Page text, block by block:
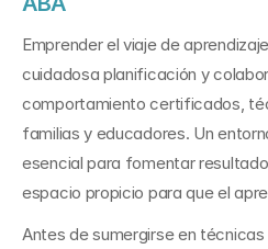
Emprender el viaje de
cuidadosa planificación y
comportamiento certificados,
familias y educadores. Un
esencial para fomentar
espacio propicio para que el
Antes de sumergirse en